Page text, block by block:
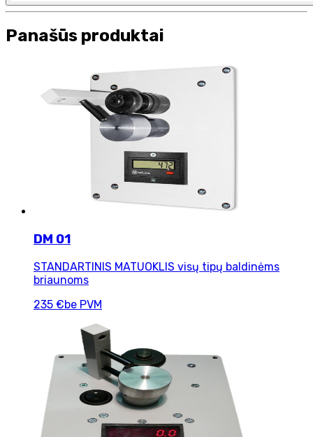
Panašūs produktai
DM 01
STANDARTINIS MATUOKLIS visų tipų baldinėms
briaunoms
235 €be PVM